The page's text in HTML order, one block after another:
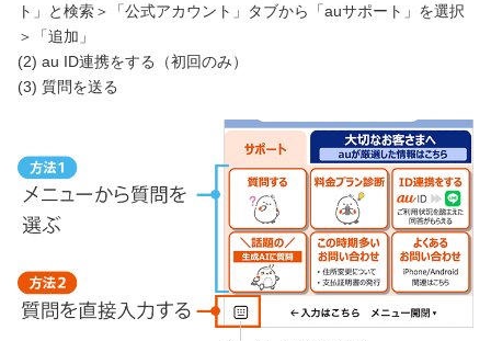
ト」と検索＞「公式アカウント」タブから「auサポート」を選択
＞「追加」
(2) au ID連携をする（初回のみ）
(3) 質問を送る